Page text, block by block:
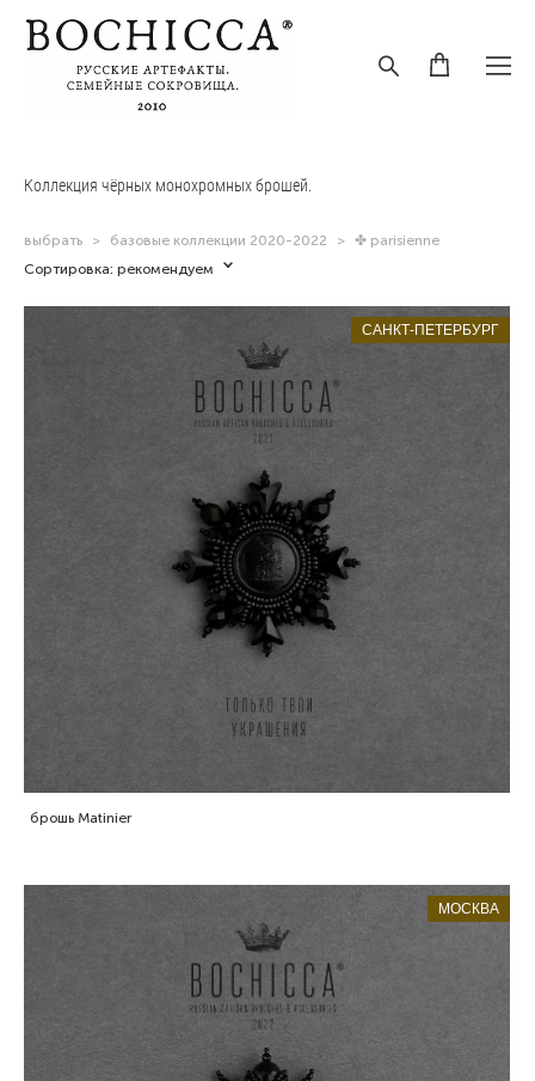
Коллекция чёрных монохромных брошей.
выбрать > базовые коллекции 2020-2022 > ✤ parisienne
Сортировка: рекомендуем
САНКТ-ПЕТЕРБУРГ
брошь Matinier
МОСКВА